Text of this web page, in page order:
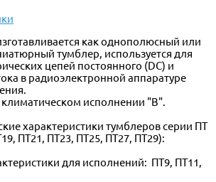
как однополюсный или
тумблер, используется для
цепей постоянного (DC) и
в радиоэлектронной аппаратуре
климатическом исполнении "В".
характеристики тумблеров серии ПТ
ПТ21, ПТ23, ПТ25, ПТ27, ПТ29):
для исполнений: ПТ9, ПТ11,